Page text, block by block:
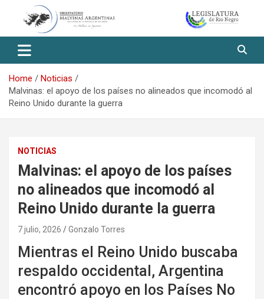
Observatorio Malvinas – Río
Negro
Home
Noticias
Malvinas: el apoyo de los países no alineados que incomodó al
Reino Unido durante la guerra
NOTICIAS
Malvinas: el apoyo de los países
no alineados que incomodó al
Reino Unido durante la guerra
7 julio, 2026 Gonzalo Torres
Mientras el Reino Unido buscaba
respaldo occidental, Argentina
encontró apoyo en los Países No